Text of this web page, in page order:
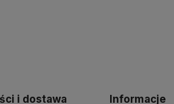
i dostawa Informacje